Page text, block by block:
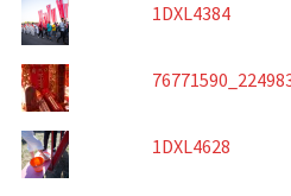
1DXL4384
1DXL4628